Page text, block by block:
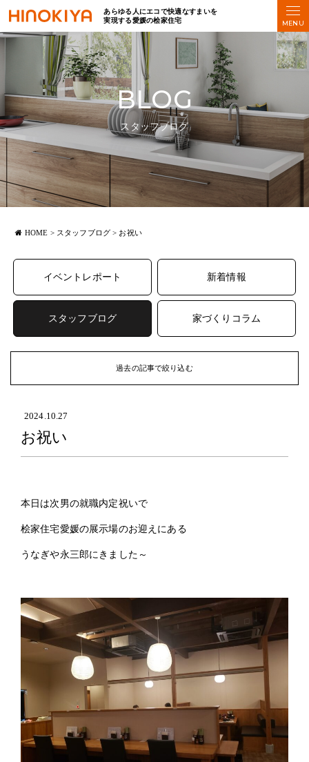
あらゆる人にエコで快適なすまいを
実現する愛媛の桧家住宅
BLOG
スタッフブログ
HOME > スタッフブログ > お祝い
イベントレポート 新着情報
スタッフブログ 家づくりコラム
過去の記事で絞り込む
ARCHIVE
2026年 (47)
2026年5月 (7)
2026年4月(6)
2026年2月(9)
2025年 (64)
2024年 (59)
2023年 (22)
2024.10.27
お祝い
本日は次男の就職内定祝いで
桧家住宅愛媛の展示場のお迎えにある
うなぎや永三郎にきました～